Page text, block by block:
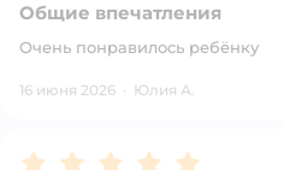
Общие впечатления
Очень понравилось ребёнку
16 июня 2026 · Юлия А.
Рейтинг:5